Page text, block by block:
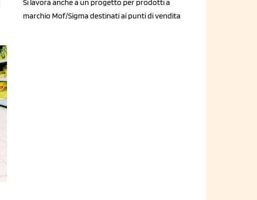
Si lavora anche a un progetto per prodotti a
marchio Mof/Sigma destinati ai punti di vendita